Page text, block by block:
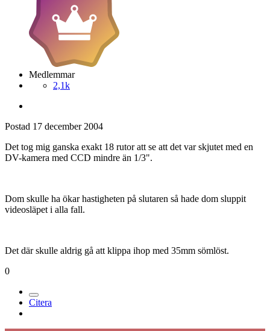
Medlemmar
2,1k
Postad 17 december 2004
Det tog mig ganska exakt 18 rutor att se att det var skjutet med en
DV-kamera med CCD mindre än 1/3".
Dom skulle ha ökar hastigheten på slutaren så hade dom sluppit
videosläpet i alla fall.
Det där skulle aldrig gå att klippa ihop med 35mm sömlöst.
0
Citera